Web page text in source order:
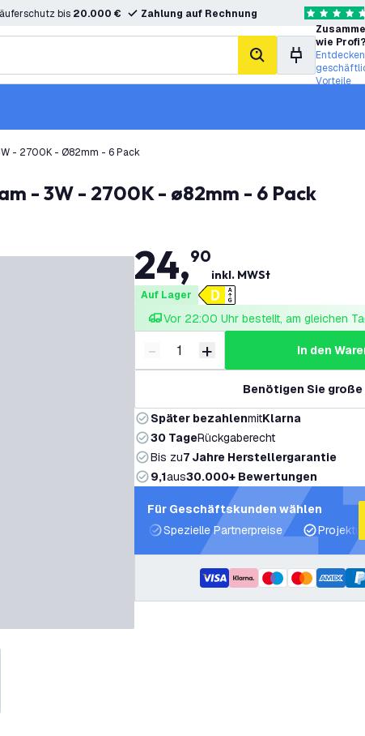
bis 20.000 € Zahlung auf Rechnung 4.6
Suche
wie Profi?
Vorteile
- 2700K - Ø82mm - 6 Pack
- 3W - 2700K - ø82mm - 6 Pack
24,90
inkl. MWSt
Auf Lager
Vor 22:00 Uhr bestellt, am gleichen
Menge verringern
- Menge erhöhen
+ in den
Benötigen Sie große
Später bezahlenmitKlarna
30 TageRückgaberecht
Bis zu7 Jahre Herstellergarantie
9,1aus30.000+ Bewertungen
Für Geschäftskunden wählen
Spezielle Partnerpreise